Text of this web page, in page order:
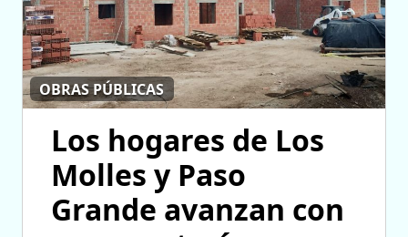
OBRAS PÚBLICAS
Los hogares de Los
Molles y Paso
Grande avanzan con